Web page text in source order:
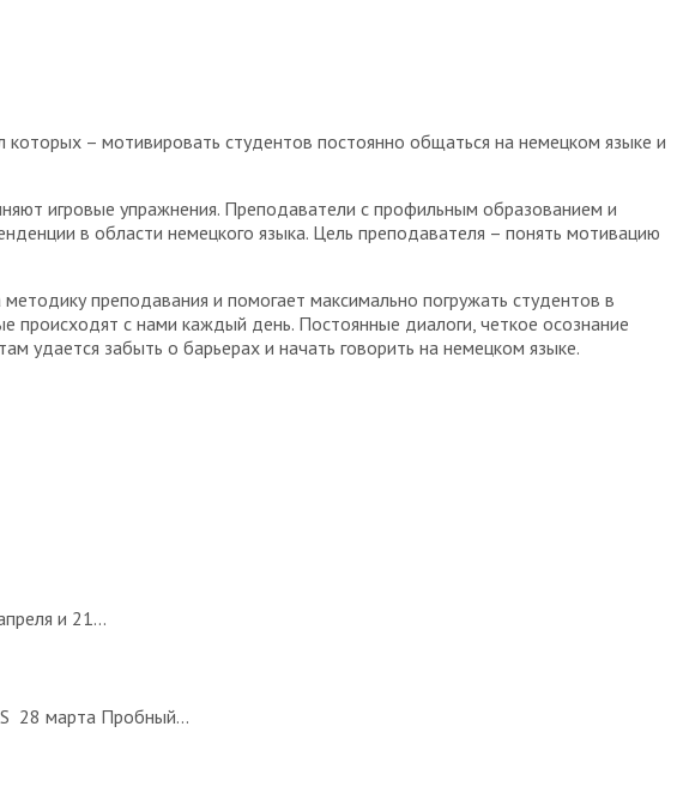
которых – мотивировать студентов постоянно общаться на немецком языке и
игровые упражнения. Преподаватели с профильным образованием и
в области немецкого языка. Цель преподавателя – понять мотивацию
преподавания и помогает максимально погружать студентов в
происходят с нами каждый день. Постоянные диалоги, четкое осознание
удается забыть о барьерах и начать говорить на немецком языке.
и 21...
28 марта Пробный...